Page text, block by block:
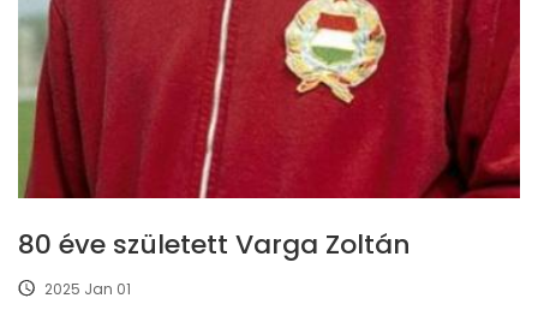
80 éve született Varga Zoltán
2025 Jan 01